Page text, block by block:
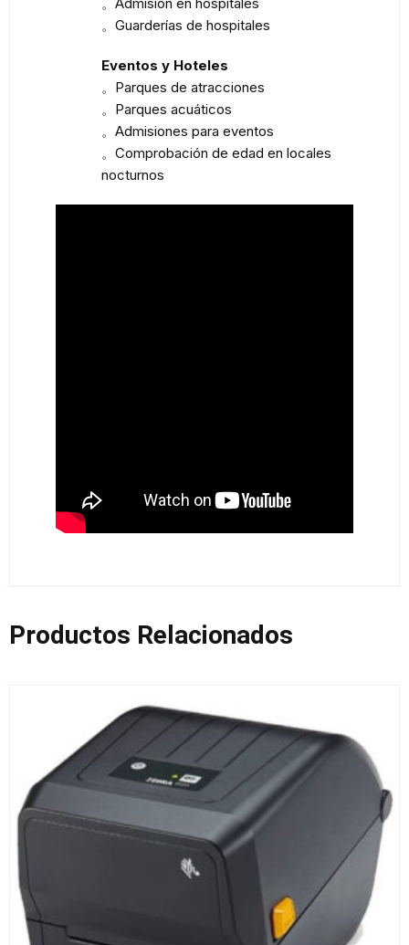
。Guarderías de hospitales
Eventos y Hoteles
。Parques de atracciones
。Parques acuáticos
。Admisiones para eventos
。Comprobación de edad en locales
nocturnos
Productos Relacionados